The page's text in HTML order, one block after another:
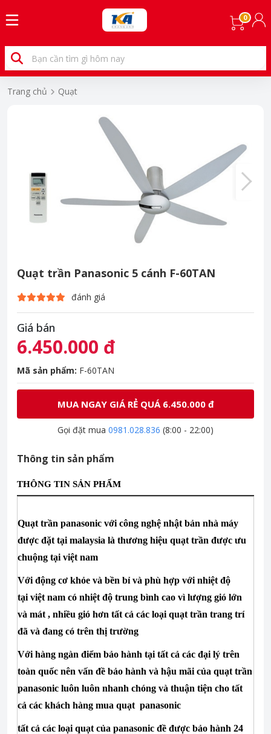
0
Trang chủ Quạt
Quạt trần Panasonic 5 cánh F-60TAN
đánh giá
Giá bán
6.450.000 đ
Mã sản phẩm: F-60TAN
MUA NGAY GIÁ RẺ QUÁ 6.450.000 đ
Gọi đặt mua 0981.028.836 (8:00 - 22:00)
Thông tin sản phẩm
THÔNG TIN SẢN PHẨM
Quạt trần panasonic với công nghệ nhật bản nhà máy
được đặt tại malaysia là thương hiệu quạt trần được ưu
chuộng tại việt nam
Với động cơ khỏe và bền bỉ và phù hợp với nhiệt độ
tại việt nam có nhiệt độ trung bình cao vì lượng gió lớn
và mát , nhiều gió hơn tất cả các loại quạt trần trang trí
đã và đang có trên thị trường
Với hàng ngàn điểm bảo hành tại tất cả các đại lý trên
toàn quốc nên vấn đề bảo hành và hậu mãi của quạt trần
panasonic luôn luôn nhanh chóng và thuận tiện cho tất
cả các khách hàng mua quạt panasonic
tất cả các loại quạt của panasonic đề được bảo hành 24